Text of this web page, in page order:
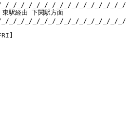
_/_/_/_/_/_/_/_/_/_/_/_/_/_/_/
駅経由 下関駅方面
_/_/_/_/_/_/_/_/_/_/_/_/_/_/_/